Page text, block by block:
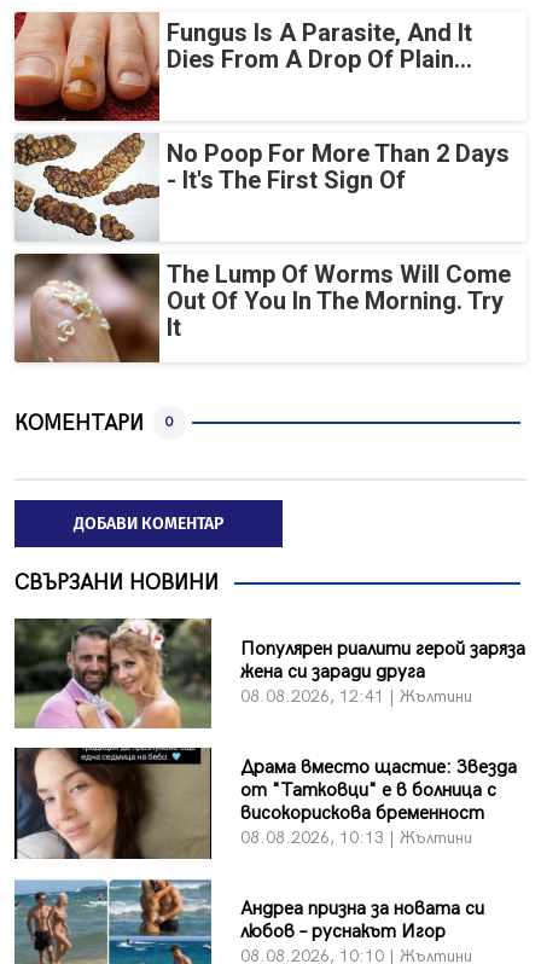
Fungus Is A Parasite, And It
Dies From A Drop Of Plain...
No Poop For More Than 2 Days
- It's The First Sign Of
The Lump Of Worms Will Come
Out Of You In The Morning. Try
It
КОМЕНТАРИ 0
ДОБАВИ КОМЕНТАР
СВЪРЗАНИ НОВИНИ
Популярен риалити герой заряза
жена си заради друга
08.08.2026, 12:41 | Жълтини
Драма вместо щастие: Звезда
от "Татковци" е в болница с
високорискова бременност
08.08.2026, 10:13 | Жълтини
Андреа призна за новата си
любов – руснакът Игор
08.08.2026, 10:10 | Жълтини